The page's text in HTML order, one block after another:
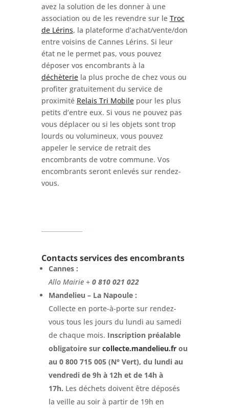
avez la solution de les donner à une
association ou de les revendre sur le Troc
de Lérins, la plateforme d’achat/vente/don
entre voisins de Cannes Lérins. Si leur
état ne le permet pas, vous pouvez
déposer vos encombrants à la
déchèteriela plus proche de chez vous ou
profiter gratuitement du service de
proximité Relais Tri Mobilepour les plus
petits d’entre eux. Si vous ne pouvez pas
vous déplacer ou si les objets sont trop
lourds ou volumineux, vous pouvez
appeler le service de retrait des
encombrants de votre commune. Vos
encombrants seront enlevés sur rendez-
vous.
Contacts services des encombrants
Cannes :
Allo Mairie +0 810 021 022
Mandelieu – La Napoule :
Collecte en porte-à-porte sur rendez-
vous tous les jours du lundi au samedi
de chaque mois. Inscription préalable
obligatoire sur collecte.mandelieu.frou
au 0 800 715 005 (N° Vert), du lundi au
vendredi de 9h à 12h et de 14h à
17h. Les déchets doivent être déposés
la veille au soir à partir de 19h en